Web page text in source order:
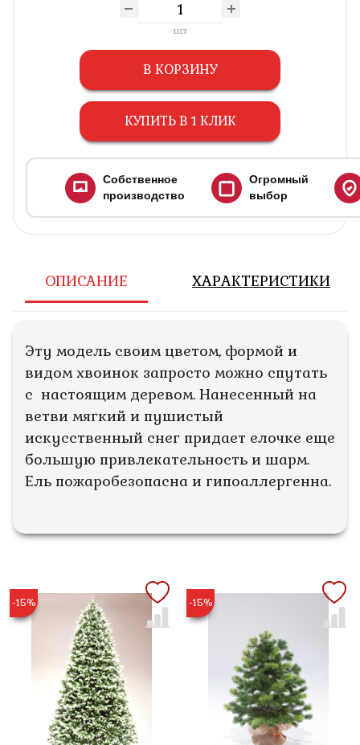
шт
В КОРЗИНУ
КУПИТЬ В 1 КЛИК
Собственное
производство
Огромный
выбор
ОПИСАНИЕ ХАРАКТЕРИСТИКИ
Эту модель своим цветом, формой и
видом хвоинок запросто можно спутать
с настоящим деревом. Нанесенный на
ветви мягкий и пушистый
искусственный снег придает елочке еще
большую привлекательность и шарм.
Ель пожаробезопасна и гипоаллергенна.
-15% -15%